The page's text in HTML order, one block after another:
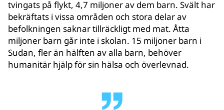
tvingats på flykt, 4,7 miljoner av dem barn. Svält har
bekräftats i vissa områden och stora delar av
befolkningen saknar tillräckligt med mat. Åtta
miljoner barn går inte i skolan. 15 miljoner barn i
Sudan, fler än hälften av alla barn, behöver
humanitär hjälp för sin hälsa och överlevnad.